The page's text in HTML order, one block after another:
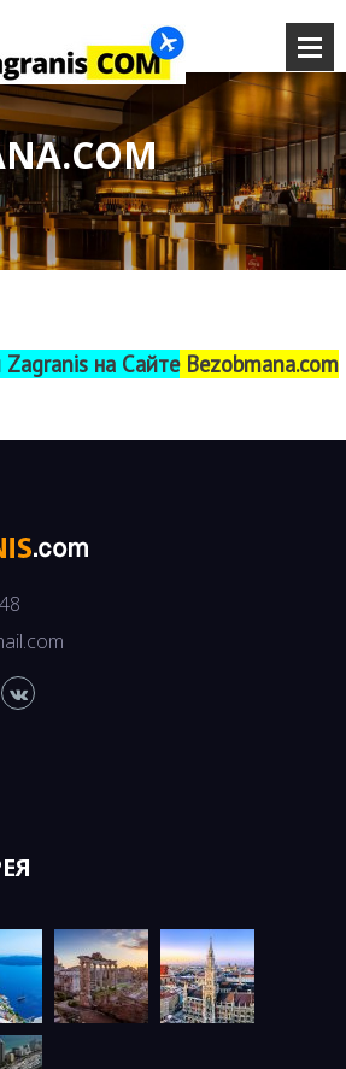
на СайтеBezobmana.com